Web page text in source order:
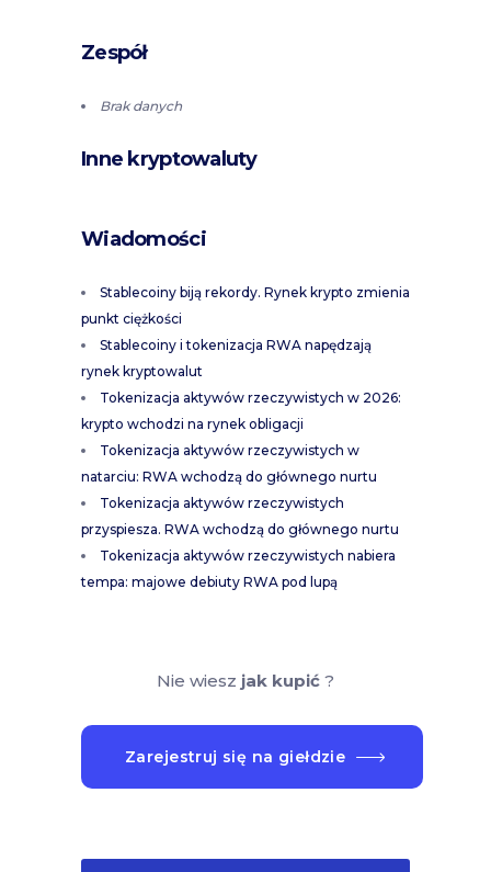
Zespół
Brak danych
Inne kryptowaluty
Wiadomości
Stablecoiny biją rekordy. Rynek krypto zmienia
punkt ciężkości
Stablecoiny i tokenizacja RWA napędzają
rynek kryptowalut
Tokenizacja aktywów rzeczywistych w 2026:
krypto wchodzi na rynek obligacji
Tokenizacja aktywów rzeczywistych w
natarciu: RWA wchodzą do głównego nurtu
Tokenizacja aktywów rzeczywistych
przyspiesza. RWA wchodzą do głównego nurtu
Tokenizacja aktywów rzeczywistych nabiera
tempa: majowe debiuty RWA pod lupą
Nie wiesz jak kupić?
Zarejestruj się na giełdzie